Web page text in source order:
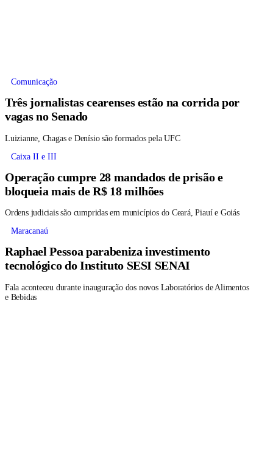
Comunicação
Três jornalistas cearenses estão na corrida por
vagas no Senado
Luizianne, Chagas e Denísio são formados pela UFC
Caixa II e III
Operação cumpre 28 mandados de prisão e
bloqueia mais de R$ 18 milhões
Ordens judiciais são cumpridas em municípios do Ceará, Piauí e Goiás
Maracanaú
Raphael Pessoa parabeniza investimento
tecnológico do Instituto SESI SENAI
Fala aconteceu durante inauguração dos novos Laboratórios de Alimentos
e Bebidas